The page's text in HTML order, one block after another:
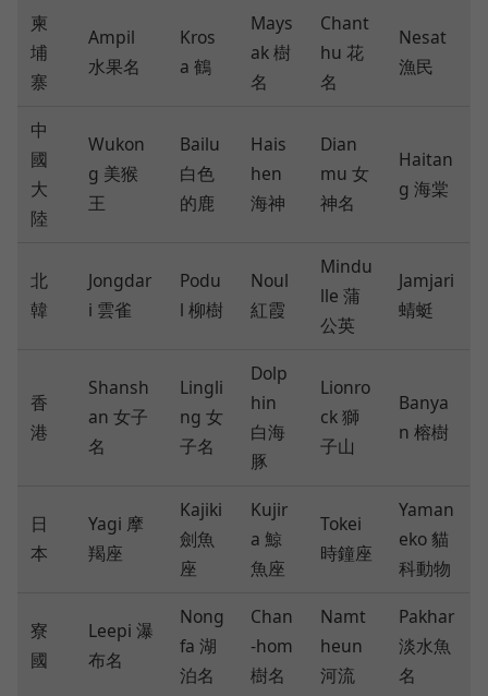
柬
埔
寨
Ampil
水果名
Kros
a 鶴
Mays
ak 樹
名
Chant
hu 花
名
Nesat
漁民
中
國
大
陸
Wukon
g 美猴
王
Bailu
白色
的鹿
Hais
hen
海神
Dian
mu 女
神名
Haitan
g 海棠
北
韓
Jongdar
i 雲雀
Podu
l 柳樹
Noul
紅霞
Mindu
lle 蒲
公英
Jamjari
蜻蜓
香
港
Shansh
an 女子
名
Lingli
ng 女
子名
Dolp
hin
白海
豚
Lionro
ck 獅
子山
Banya
n 榕樹
日
本
Yagi 摩
羯座
Kajiki
劍魚
座
Kujir
a 鯨
魚座
Tokei
時鐘座
Yaman
eko 貓
科動物
寮
國
Leepi 瀑
布名
Nong
fa 湖
泊名
Chan
-hom
樹名
Namt
heun
河流
Pakhar
淡水魚
名